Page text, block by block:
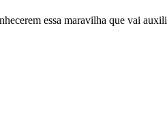
essa maravilha que vai